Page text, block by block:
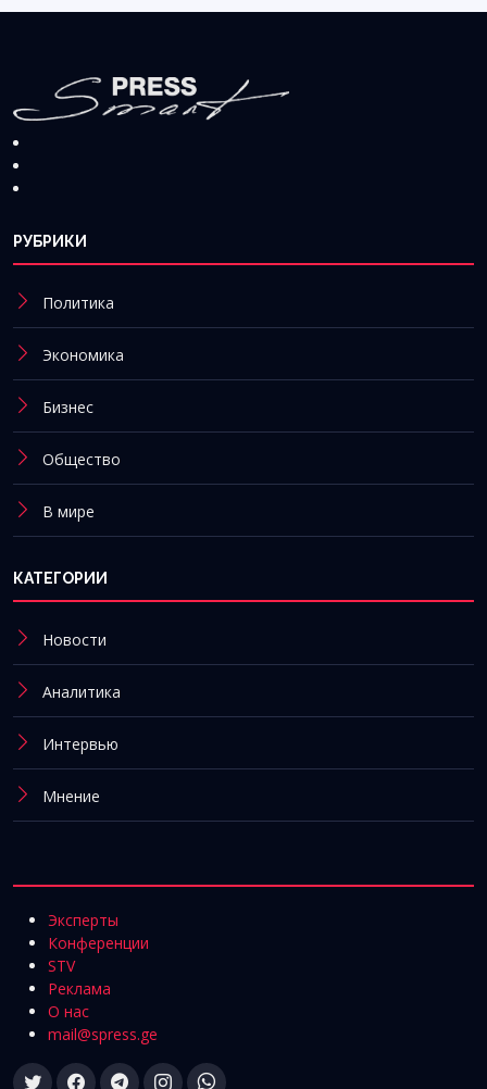
РУБРИКИ
Политика
Экономика
Бизнес
Общество
В мире
КАТЕГОРИИ
Новости
Аналитика
Интервью
Мнение
Эксперты
Конференции
STV
Реклама
О нас
mail@spress.ge